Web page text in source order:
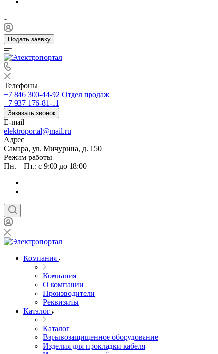
Подать заявку
Телефоны
+7 846 300-44-92 Отдел продаж
+7 937 176-81-11
Заказать звонок
E-mail
elektroportal@mail.ru
Адрес
Самара, ул. Мичурина, д. 150
Режим работы
Пн. – Пт.: с 9:00 до 18:00
Компания
Компания
О компании
Производители
Реквизиты
Каталог
Каталог
Взрывозащищенное оборудование
Изделия для прокладки кабеля